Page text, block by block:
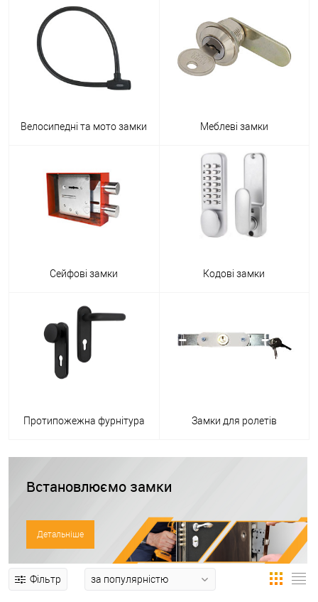
Велосипедні та мото замки Меблеві замки
Сейфові замки Кодові замки
Протипожежна фурнітура Замки для ролетів
Встановлюємо замки
Детальніше
Фільтр